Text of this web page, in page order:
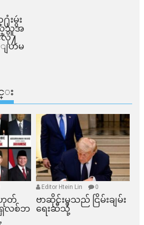
းမွဴး
ည္​သူအ
လို႔
ပာမ
း
ဟုတ်
လစ်ဘ
Editor Htein Lin 0
ဗာဆိုင်းမှသည် ငြိမ်းချမ်း
ရေးဆီသို့